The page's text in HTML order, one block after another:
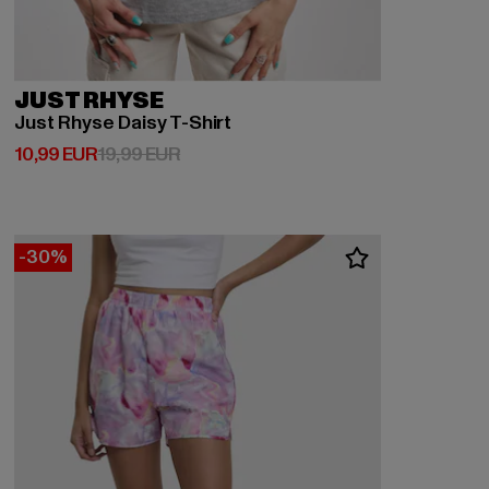
JUST RHYSE
Just Rhyse Daisy T-Shirt
10,99 EUR
Derzeitiger Preis: 10,99 EUR
19,99 EURAktionspreis: 19,99 EUR
-30%